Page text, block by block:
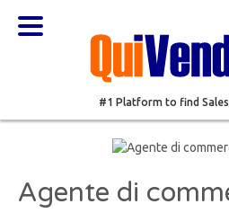
#1 Platform to find
Agente di